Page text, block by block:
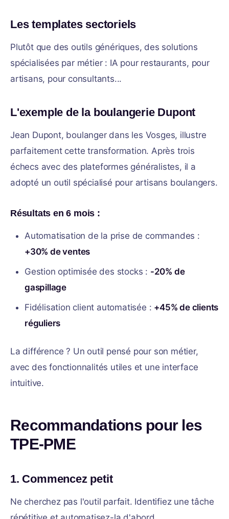
Les templates sectoriels
Plutôt que des outils génériques, des solutions
spécialisées par métier : IA pour restaurants, pour
artisans, pour consultants...
L'exemple de la boulangerie Dupont
Jean Dupont, boulanger dans les Vosges, illustre
parfaitement cette transformation. Après trois
échecs avec des plateformes généralistes, il a
adopté un outil spécialisé pour artisans boulangers.
Résultats en 6 mois :
Automatisation de la prise de commandes :
+30% de ventes
Gestion optimisée des stocks : -20% de
gaspillage
Fidélisation client automatisée : +45% de clients
réguliers
La différence ? Un outil pensé pour son métier,
avec des fonctionnalités utiles et une interface
intuitive.
Recommandations pour les
TPE-PME
1. Commencez petit
Ne cherchez pas l'outil parfait. Identifiez une tâche